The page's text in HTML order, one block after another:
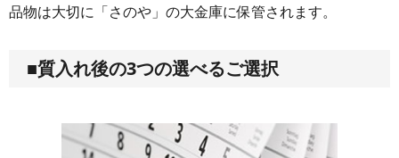
品物は大切に「さのや」の大金庫に保管されます。
■質入れ後の3つの選べるご選択